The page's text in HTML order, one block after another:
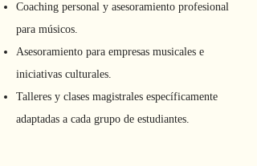
Coaching personal y asesoramiento profesional
para músicos.
Asesoramiento para empresas musicales e
iniciativas culturales.
Talleres y clases magistrales específicamente
adaptadas a cada grupo de estudiantes.